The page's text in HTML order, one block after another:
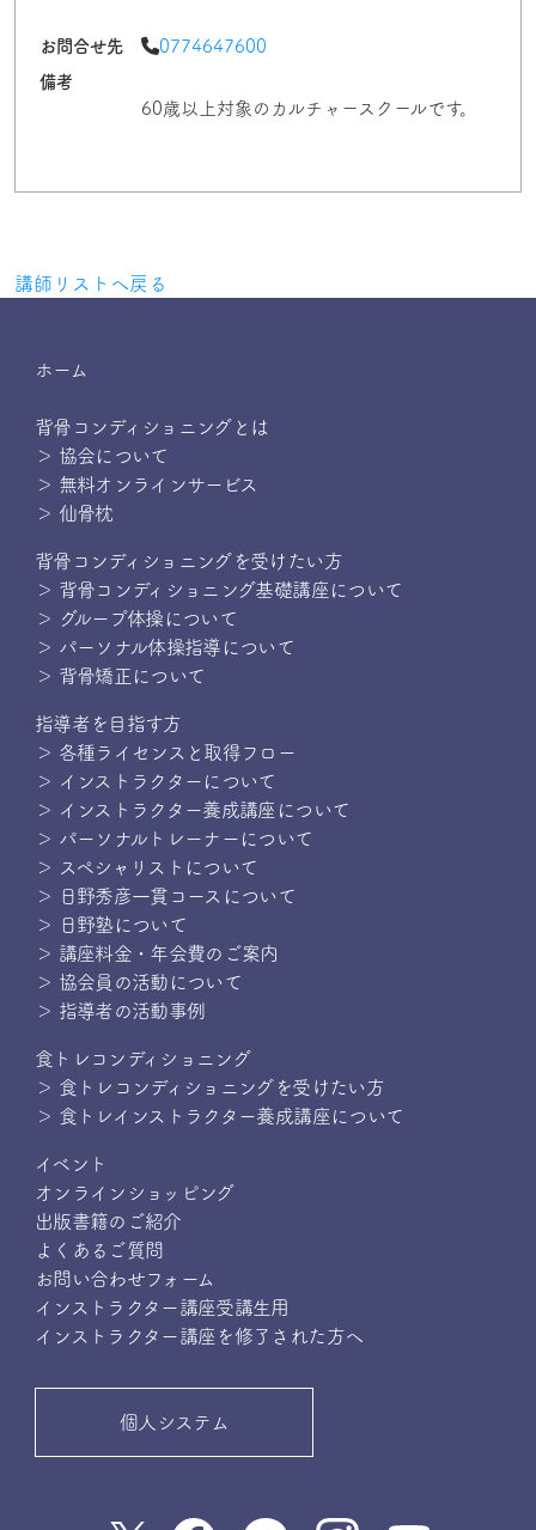
お問合せ先
0774647600
備考
60歳以上対象のカルチャースクールです。
講師リストへ戻る
ホーム
背骨コンディショニングとは
＞ 協会について
＞ 無料オンラインサービス
＞ 仙骨枕
背骨コンディショニングを受けたい方
＞ 背骨コンディショニング基礎講座について
＞ グループ体操について
＞ パーソナル体操指導について
＞ 背骨矯正について
指導者を目指す方
＞ 各種ライセンスと取得フロー
＞ インストラクターについて
＞ インストラクター養成講座について
＞ パーソナルトレーナーについて
＞ スペシャリストについて
＞ 日野秀彦一貫コースについて
＞ 日野塾について
＞ 講座料金・年会費のご案内
＞ 協会員の活動について
＞ 指導者の活動事例
食トレコンディショニング
＞ 食トレコンディショニングを受けたい方
＞ 食トレインストラクター養成講座について
イベント
オンラインショッピング
出版書籍のご紹介
よくあるご質問
お問い合わせフォーム
インストラクター講座受講生用
インストラクター講座を修了された方へ
個人システム